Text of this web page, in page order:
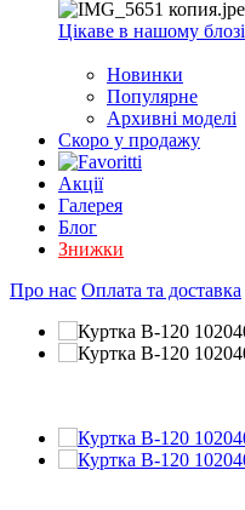
Цікаве в нашому блозі
Новинки
Популярне
Архивні моделі
Скоро у продажу
Акції
Галерея
Блог
Знижки
Про нас Оплата та доставка